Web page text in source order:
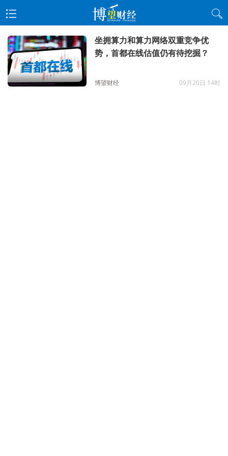
坐拥算力和算力网络双重竞争优
势，首都在线估值仍有待挖掘？
博望财经 09月20日 14时